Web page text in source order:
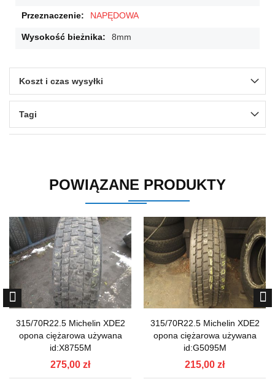
NAPĘDOWA
8mm
Koszt i czas wysyłki
Tagi
POWIĄZANE PRODUKTY
315/70R22.5 Michelin XDE2
opona ciężarowa używana
id:X8755M
275,00 zł
315/70R22.5 Michelin XDE2
opona ciężarowa używana
id:G5095M
215,00 zł